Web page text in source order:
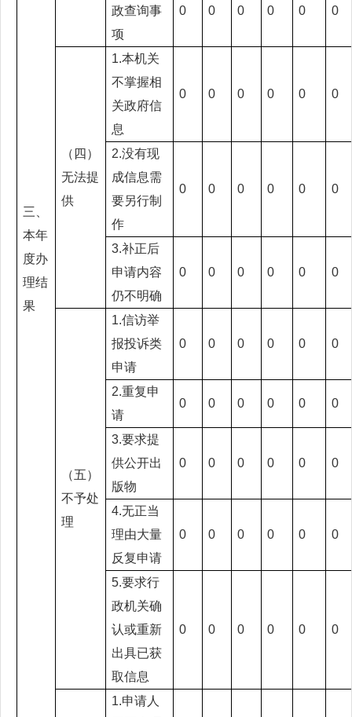
三、
本年
度办
理结
果
政查询事
项
0 0 0 0 0 0
（四）
无法提
供
1.本机关
不掌握相
关政府信
息
0 0 0 0 0 0
2.没有现
成信息需
要另行制
作
0 0 0 0 0 0
3.补正后
申请内容
仍不明确
0 0 0 0 0 0
（五）
不予处
理
1.信访举
报投诉类
申请
0 0 0 0 0 0
2.重复申
请
0 0 0 0 0 0
3.要求提
供公开出
版物
0 0 0 0 0 0
4.无正当
理由大量
反复申请
0 0 0 0 0 0
5.要求行
政机关确
认或重新
出具已获
取信息
0 0 0 0 0 0
1.申请人